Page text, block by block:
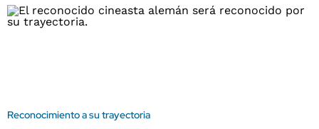
Reconocimiento a su trayectoria